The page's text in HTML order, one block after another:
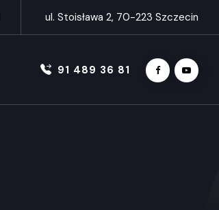
ul. Stoisława 2, 70-223 Szczecin
91 489 36 81